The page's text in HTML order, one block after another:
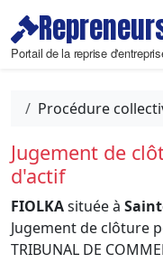
Portail de la reprise
Procédure
Jugement de
d'actif
FIOLKAsituée à
Jugement de clôture
TRIBUNAL DE